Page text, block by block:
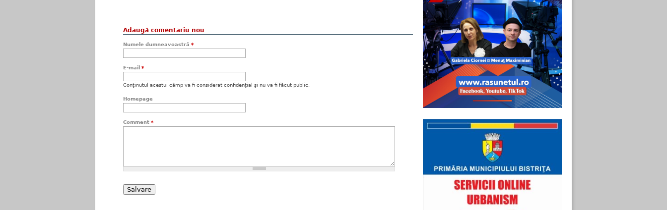
Adaugă comentariu nou
Numele dumneavoastră *
E-mail *
Conţinutul acestui câmp va fi considerat confidenţial şi nu va fi făcut public.
Homepage
Comment *